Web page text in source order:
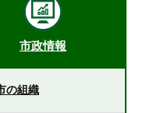
市政情報
の組織